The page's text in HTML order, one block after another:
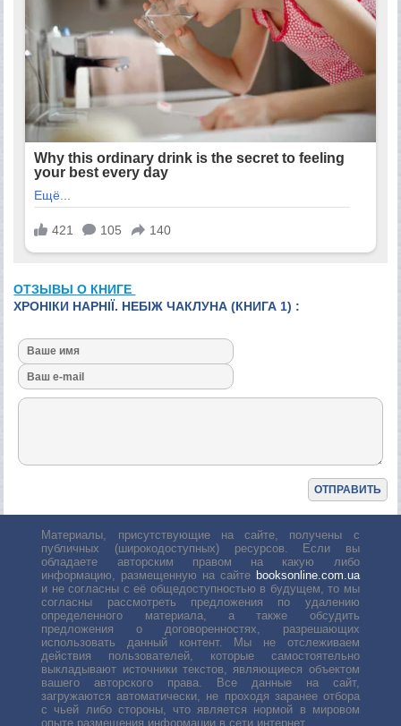
ОТЗЫВЫ О КНИГЕ
ХРОНІКИ НАРНІЇ. НЕБІЖ ЧАКЛУНА (КНИГА 1) :
Материалы, присутствующие на сайте, получены с
публичных (широкодоступных) ресурсов. Если вы
обладаете авторским правом на какую либо
информацию, размещенную на сайте booksonline.com.ua
и не согласны с её общедоступностью в будущем, то мы
согласны рассмотреть предложения по удалению
определенного материала, а также обсудить
предложения о договоренностях, разрешающих
использовать данный контент. Мы не отслеживаем
действия пользователей, которые самостоятельно
выкладывают источники текстов, являющиеся объектом
вашего авторского права. Все данные на сайт,
загружаются автоматически, не проходя заранее отбора
с чьей либо стороны, что является нормой в мировом
опыте размещения информации в сети интернет.